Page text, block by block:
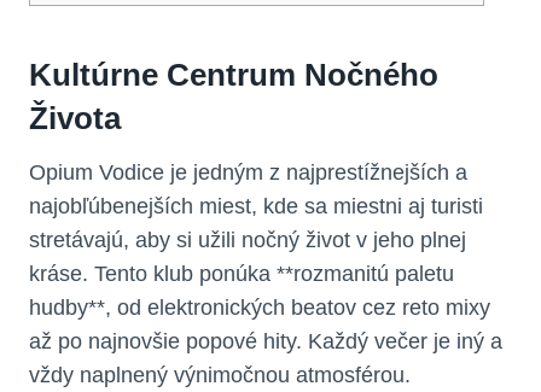
Kultúrne Centrum Nočného
Života
Opium Vodice je jedným z najprestížnejších a
najobľúbenejších miest, kde sa miestni aj turisti
stretávajú, aby si užili nočný život v jeho plnej
kráse. Tento klub ponúka **rozmanitú paletu
hudby**, od elektronických beatov cez reto mixy
až po najnovšie popové hity. Každý večer je iný a
vždy naplnený výnimočnou atmosférou.